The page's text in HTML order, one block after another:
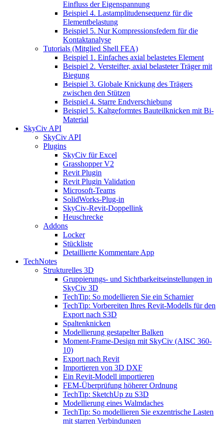
Einfluss der Eigenspannung
Beispiel 4. Lastamplitudensequenz für die
Elementbelastung
Beispiel 5. Nur Kompressionsfedern für die
Kontaktanalyse
Tutorials (Mitglied Shell FEA)
Beispiel 1. Einfaches axial belastetes Element
Beispiel 2. Versteifter, axial belasteter Träger mit
Biegung
Beispiel 3. Globale Knickung des Trägers
zwischen den Stützen
Beispiel 4. Starre Endverschiebung
Beispiel 5. Kaltgeformtes Bauteilknicken mit Bi-
Material
SkyCiv API
SkyCiv API
Plugins
SkyCiv für Excel
Grasshopper V2
Revit Plugin
Revit Plugin Validation
Microsoft-Teams
SolidWorks-Plug-in
SkyCiv-Revit-Doppellink
Heuschrecke
Addons
Locker
Stückliste
Detaillierte Kommentare App
TechNotes
Strukturelles 3D
Gruppierungs- und Sichtbarkeitseinstellungen in
SkyCiv 3D
TechTip: So modellieren Sie ein Scharnier
TechTip: Vorbereiten Ihres Revit-Modells für den
Export nach S3D
Spaltenknicken
Modellierung gestapelter Balken
Moment-Frame-Design mit SkyCiv (AISC 360-
10)
Export nach Revit
Importieren von 3D DXF
Ein Revit-Modell importieren
FEM-Überprüfung höherer Ordnung
TechTip: SketchUp zu S3D
Modellierung eines Walmdaches
TechTip: So modellieren Sie exzentrische Lasten
mit starren Verbindungen